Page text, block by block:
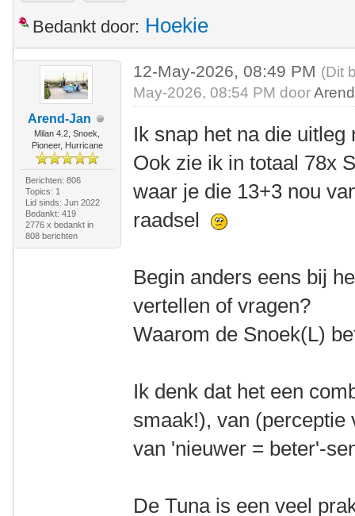
Bedankt door: Hoekie
Arend-Jan
Milan 4.2, Snoek,
Pioneer, Hurricane
Berichten: 806
Topics: 1
Lid sinds: Jun 2022
Bedankt: 419
2776 x bedankt in
808 berichten
12-May-2026, 08:49 PM (Dit
May-2026, 08:54 PM door
Ik snap het na die uitleg
Ook zie ik in totaal 78x
waar je die 13+3 nou
raadsel
Begin anders eens bij
vertellen of vragen?
Waarom de Snoek(L)
Ik denk dat het een
smaak!), van (perceptie
van 'nieuwer = beter'-
De Tuna is een veel